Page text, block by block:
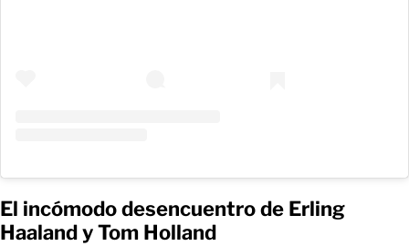
El incómodo desencuentro de Erling
Haaland y Tom Holland